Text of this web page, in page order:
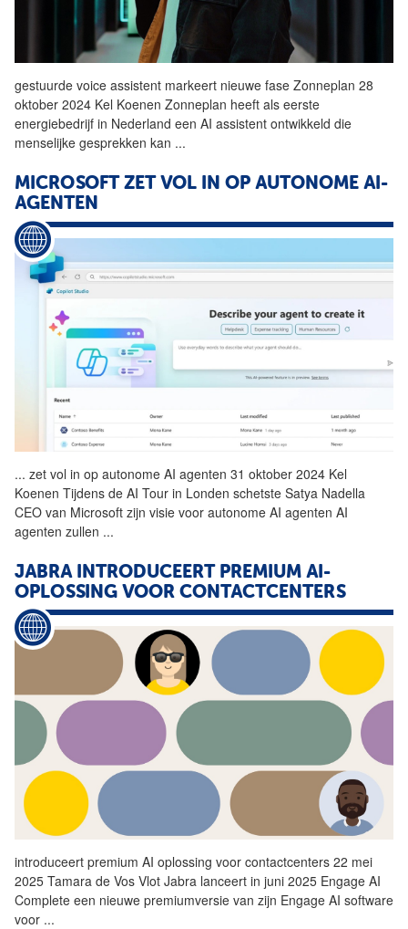
gestuurde voice assistent markeert nieuwe fase Zonneplan 28
oktober 2024 Kel Koenen Zonneplan heeft als eerste
energiebedrijf in Nederland een AI assistent ontwikkeld die
menselijke gesprekken kan ...
MICROSOFT ZET VOL IN OP AUTONOME AI-
AGENTEN
... zet vol in op autonome AI agenten 31 oktober 2024 Kel
Koenen Tijdens de AI Tour in Londen schetste Satya Nadella
CEO van Microsoft zijn visie voor autonome AI agenten AI
agenten zullen ...
JABRA INTRODUCEERT PREMIUM AI-
OPLOSSING VOOR CONTACTCENTERS
introduceert premium AI oplossing voor contactcenters 22 mei
2025 Tamara de Vos Vlot Jabra lanceert in juni 2025 Engage AI
Complete een nieuwe premiumversie van zijn Engage AI software
voor ...